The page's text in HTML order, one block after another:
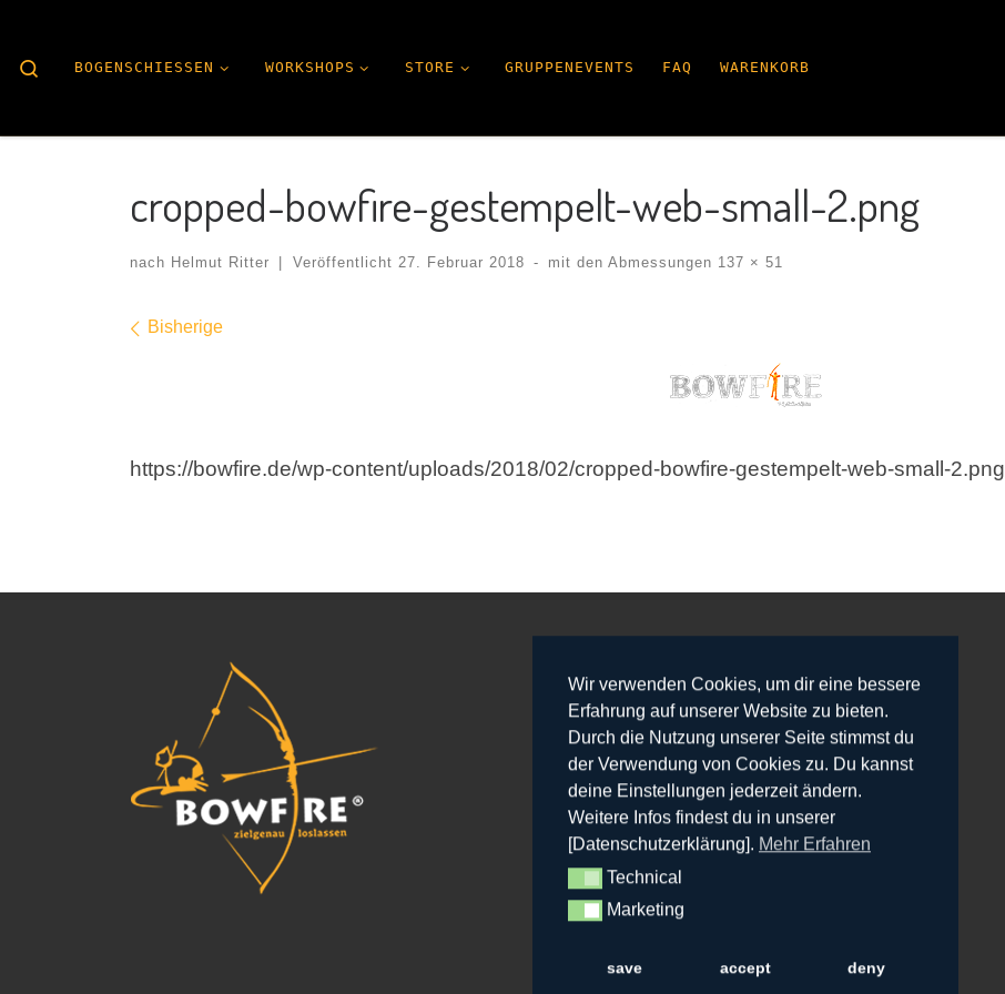
BOGENSCHIESSEN WORKSHOPS STORE GRUPPENEVENTS FAQ WARENKORB
Search
cropped-bowfire-gestempelt-web-small-2.png
nach Helmut Ritter Veröffentlicht 27. Februar 2018 - mit den Abmessungen 137 × 51
Bilder Navigation
Bisherige
https://bowfire.de/wp-content/uploads/2018/02/cropped-bowfire-gestempelt-web-small-2.png
Unsere Öffnungszeiten
Werkstatt Di 19-21 Uhr
Werkstatt Mi 19-21 Uhr
Parcours Fr 15-20 Uhr
Parcours Sa 10-20 Uhr
Parcours So 10-20 Uhr
Veranstaltungen, Geburtstage, Firmenevents…
Wir verwenden Cookies, um dir eine bessere
Erfahrung auf unserer Website zu bieten.
Durch die Nutzung unserer Seite stimmst du
der Verwendung von Cookies zu. Du kannst
deine Einstellungen jederzeit ändern.
Weitere Infos findest du in unserer
[Datenschutzerklärung]. Mehr Erfahren
Technical
Technical
Marketing
Marketing
save accept deny